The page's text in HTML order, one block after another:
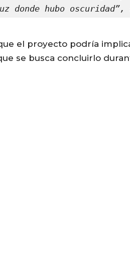
donde hubo oscuridad”,
el proyecto podría
se busca concluirlo